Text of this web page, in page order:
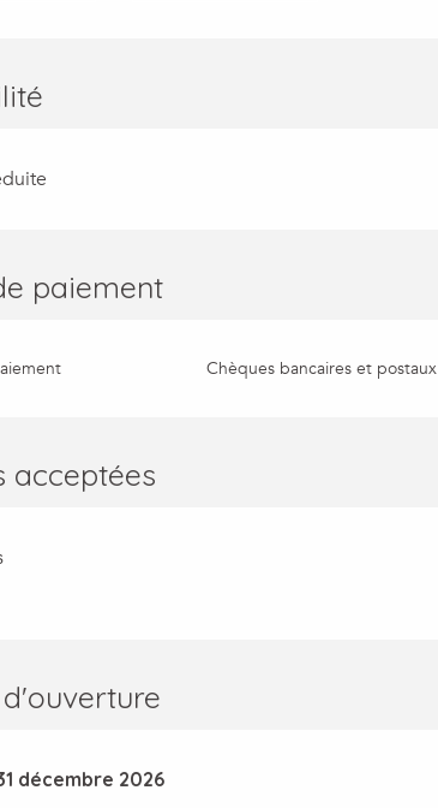
paiement
Chèques bancaires et postaux
acceptées
2026au31 décembre 2026
décembre 2026